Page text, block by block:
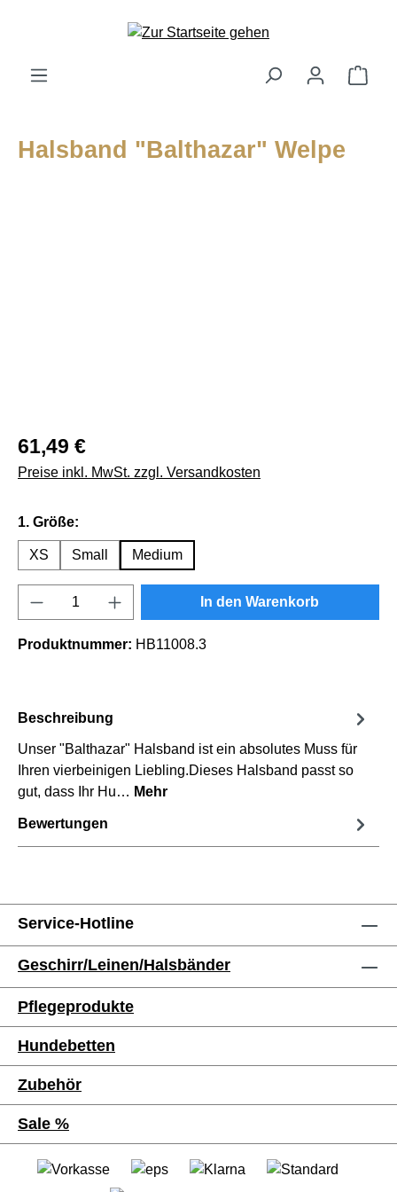
Halsband "Balthazar" Welpe
61,49 €
Preise inkl. MwSt. zzgl. Versandkosten
1. Größe:
XS Small Medium
Produkt Anzahl: Gib den gewünschten
In den Warenkorb
Produktnummer: HB11008.3
Beschreibung
Unser "Balthazar" Halsband ist ein absolutes Muss für
Ihren vierbeinigen Liebling.Dieses Halsband passt so
gut, dass Ihr Hu… Mehr
Bewertungen
Service-Hotline
Geschirr/Leinen/Halsbänder
Pflegeprodukte
Hundebetten
Zubehör
Sale %